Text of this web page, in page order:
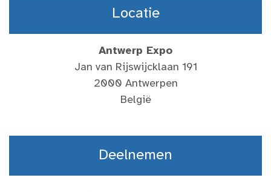
Locatie
Antwerp Expo
Jan van Rijswijcklaan 191
2000 Antwerpen
België
Deelnemen